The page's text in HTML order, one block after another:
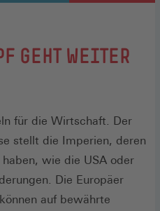
GEHT WEITER
für die Wirtschaft. Der
stellt die Imperien, deren
wie die USA oder
Die Europäer
auf bewährte